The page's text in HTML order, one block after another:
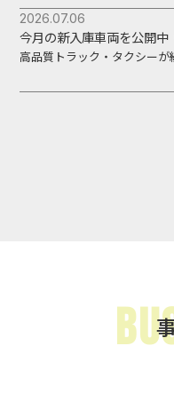
2026.07.06
今月の新入庫車両を公開中
高品質トラック・タクシー